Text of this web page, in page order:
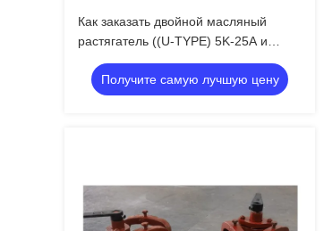
Как заказать двойной масляный
растягатель ((U-TYPE) 5K-25A и
двойной масляный растягатель ((U-
TYPE)Получите самую лучшую цену